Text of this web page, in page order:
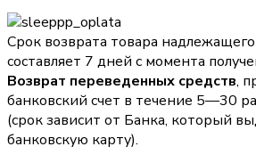
Срок возврата товара надлежащего
составляет 7 дней с момента
Возврат переведенных средств,
банковский счет в течение 5—30
(срок зависит от Банка, который
банковскую карту).